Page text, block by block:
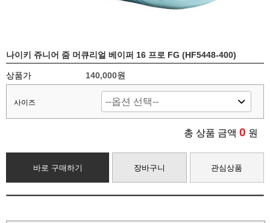
나이키 쥬니어 줌 머큐리얼 베이퍼 16 프로 FG (HF5448-400)
상품가 140,000원
사이즈
총 상품 금액 0 원
바로 구매하기 장바구니 관심상품